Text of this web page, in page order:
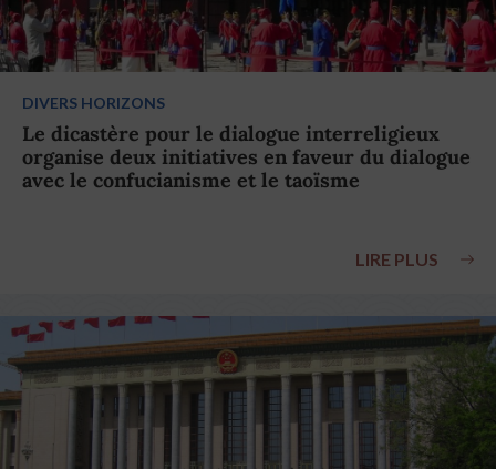
DIVERS HORIZONS
Le dicastère pour le dialogue interreligieux
organise deux initiatives en faveur du dialogue
avec le confucianisme et le taoïsme
LIRE PLUS